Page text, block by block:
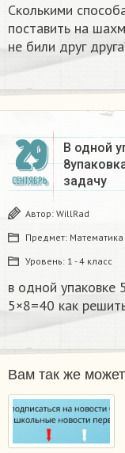
Сколькими
поставить на
не били друг
29
СЕНТЯБРЬ
В одной
задачу
Автор: WillRad
Предмет: Математика
Уровень: 1 - 4 класс
в одной упаковке
5×8=40 как
Вам так же